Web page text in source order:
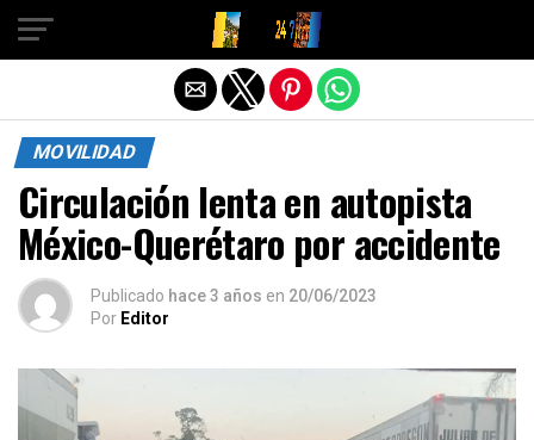
MOVILIDAD
Circulación lenta en autopista
México-Querétaro por accidente
Publicado hace 3 años en 20/06/2023
Por Editor
Salir de la versión móvil